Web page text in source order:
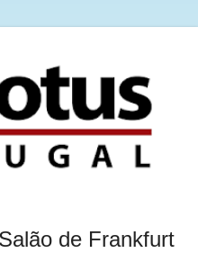
de Frankfurt